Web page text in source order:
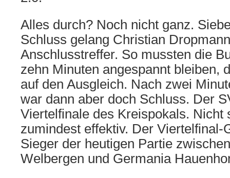
Alles durch? Noch nicht ganz.
Schluss gelang Christian
Anschlusstreffer. So mussten die
zehn Minuten angespannt bleiben,
auf den Ausgleich. Nach zwei
war dann aber doch Schluss. Der
Viertelfinale des Kreispokals. Nicht
zumindest effektiv. Der Viertelfinal-
Sieger der heutigen Partie
Welbergen und Germania